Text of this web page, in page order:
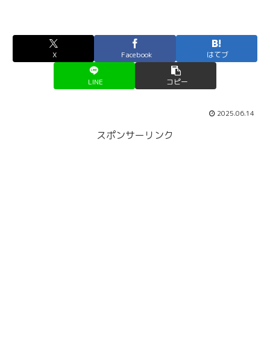
X Facebook はてブ
LINE コピー
2025.06.14
スポンサーリンク